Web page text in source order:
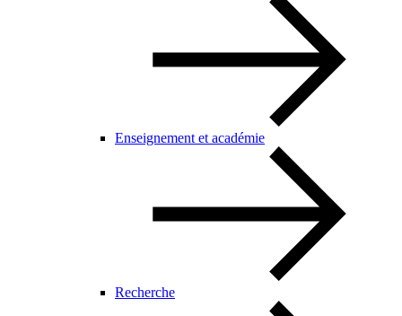
Enseignement et académie
Recherche